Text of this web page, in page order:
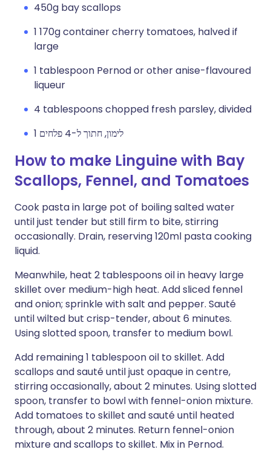
450g bay scallops
1 170g container cherry tomatoes, halved if
large
1 tablespoon Pernod or other anise-flavoured
liqueur
4 tablespoons chopped fresh parsley, divided
1 לימון, חתוך ל-4 פלחים
How to make Linguine with Bay
Scallops, Fennel, and Tomatoes
Cook pasta in large pot of boiling salted water
until just tender but still firm to bite, stirring
occasionally. Drain, reserving 120ml pasta cooking
liquid.
Meanwhile, heat 2 tablespoons oil in heavy large
skillet over medium-high heat. Add sliced fennel
and onion; sprinkle with salt and pepper. Sauté
until wilted but crisp-tender, about 6 minutes.
Using slotted spoon, transfer to medium bowl.
Add remaining 1 tablespoon oil to skillet. Add
scallops and sauté until just opaque in centre,
stirring occasionally, about 2 minutes. Using slotted
spoon, transfer to bowl with fennel-onion mixture.
Add tomatoes to skillet and sauté until heated
through, about 2 minutes. Return fennel-onion
mixture and scallops to skillet. Mix in Pernod.